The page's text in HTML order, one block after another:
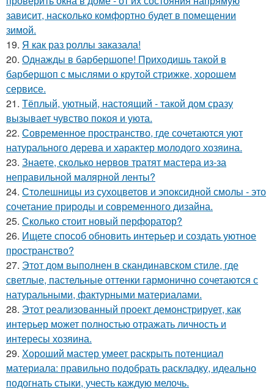
зависит, насколько комфортно будет в помещении
зимой.
19. Я как раз роллы заказала!
20. Однажды в барбершопе! Приходишь такой в
барбершоп с мыслями о крутой стрижке, хорошем
сервисе.
21. Тёплый, уютный, настоящий - такой дом сразу
вызывает чувство покоя и уюта.
22. Современное пространство, где сочетаются уют
натурального дерева и характер молодого хозяина.
23. Знаете, сколько нервов тратят мастера из-за
неправильной малярной ленты?
24. Столешницы из сухоцветов и эпоксидной смолы - это
сочетание природы и современного дизайна.
25. Сколько стоит новый перфоратор?
26. Ищете способ обновить интерьер и создать уютное
пространство?
27. Этот дом выполнен в скандинавском стиле, где
светлые, пастельные оттенки гармонично сочетаются с
натуральными, фактурными материалами.
28. Этот реализованный проект демонстрирует, как
интерьер может полностью отражать личность и
интересы хозяина.
29. Хороший мастер умеет раскрыть потенциал
материала: правильно подобрать раскладку, идеально
подогнать стыки, учесть каждую мелочь.